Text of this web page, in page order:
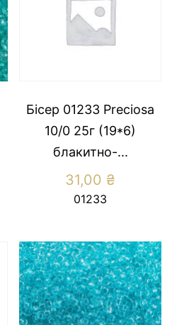
Бісер 01233 Preсiosa
10/0 25г (19*6)
блакитно-...
31,00 ₴
01233